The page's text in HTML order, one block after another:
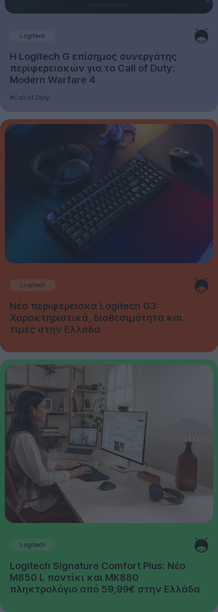
Logitech
Η Logitech G επίσημος συνεργάτης
περιφερειακών για το Call of Duty:
Modern Warfare 4
#Call of Duty
Logitech
Νέα περιφερειακά Logitech G3:
Χαρακτηριστικά, διαθεσιμότητα και
τιμές στην Ελλάδα
Logitech
Logitech Signature Comfort Plus: Νέο
M850 L ποντίκι και MK880
πληκτρολόγιο από 59,99€ στην Ελλάδα